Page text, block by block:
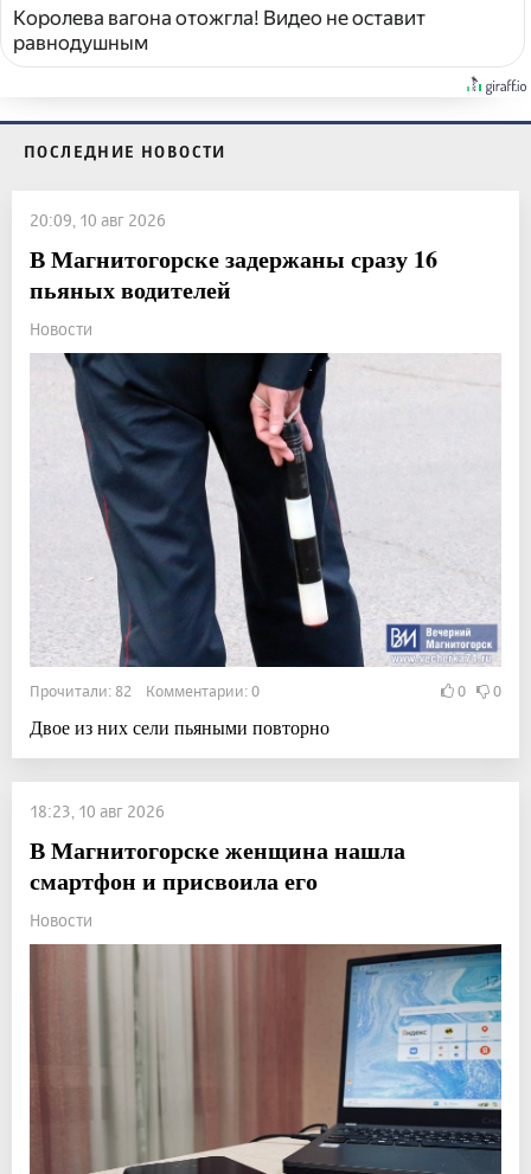
Королева вагона отожгла! Видео не оставит
равнодушным
ПОСЛЕДНИЕ НОВОСТИ
20:09, 10 авг 2026
В Магнитогорске задержаны сразу 16
пьяных водителей
Новости
Прочитали: 82 Комментарии: 0 0 0
Двое из них сели пьяными повторно
18:23, 10 авг 2026
В Магнитогорске женщина нашла
смартфон и присвоила его
Новости